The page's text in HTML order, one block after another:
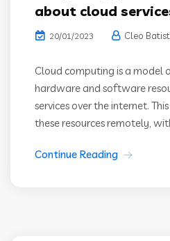
about cloud
20/01/2023 Cleo
Cloud computing is a model
hardware and software
services over the internet.
these resources remotely,
Continue Reading